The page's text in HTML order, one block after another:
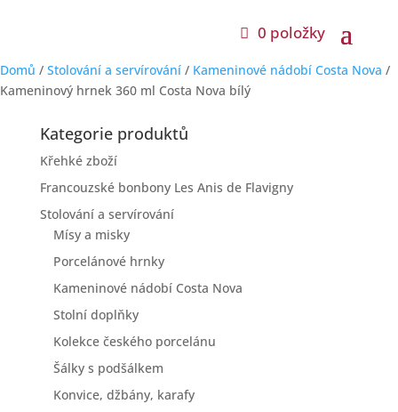
0 položky
Domů / Stolování a servírování / Kameninové nádobí Costa Nova /
Kameninový hrnek 360 ml Costa Nova bílý
Kategorie produktů
Křehké zboží
Francouzské bonbony Les Anis de Flavigny
Stolování a servírování
Mísy a misky
Porcelánové hrnky
Kameninové nádobí Costa Nova
Stolní doplňky
Kolekce českého porcelánu
Šálky s podšálkem
Konvice, džbány, karafy